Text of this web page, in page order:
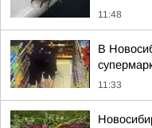
11:48
В
11:33